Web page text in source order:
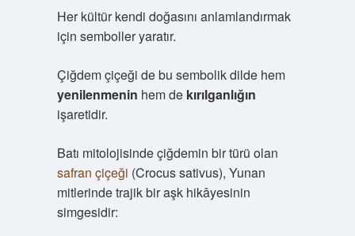
Her kültür kendi doğasını anlamlandırmak
için semboller yaratır.
Çiğdem çiçeği de bu sembolik dilde hem
yenilenmenin hem de kırılganlığın
işaretidir.
Batı mitolojisinde çiğdemin bir türü olan
safran çiçeği (Crocus sativus), Yunan
mitlerinde trajik bir aşk hikâyesinin
simgesidir: